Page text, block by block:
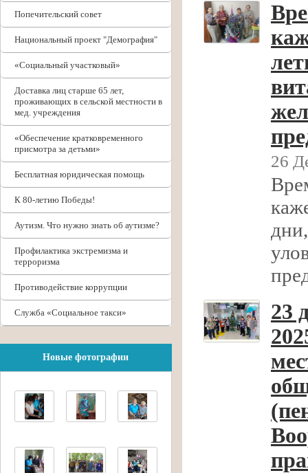
Попечительский совет
Национальный проект "Демография"
«Социальный участковый»
Доставка лиц старше 65 лет,
проживающих в сельской местности в
мед. учреждения
«Обеспечение кратковременного
присмотра за детьми»
Бесплатная юридическая помощь
К 80-летию Победы!
Аутизм. Что нужно знать об аутизме?
Профилактика экстремизма и
терроризма
Противодействие коррупции
Служба «Социальное такси»
Новые фотографии
26
23